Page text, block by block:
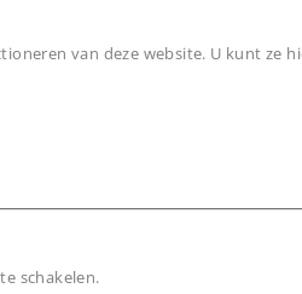
van deze website. U kunt ze
schakelen.